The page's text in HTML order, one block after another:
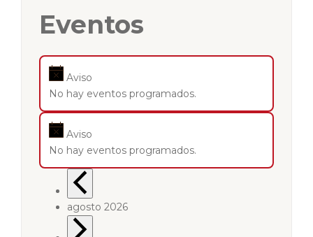
Eventos
Aviso
No hay eventos programados.
Aviso
No hay eventos programados.
agosto 2026